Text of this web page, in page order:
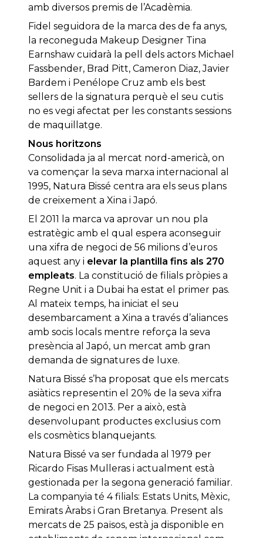
amb diversos premis de l’Acadèmia.
Fidel seguidora de la marca des de fa anys,
la reconeguda Makeup Designer Tina
Earnshaw cuidarà la pell dels actors Michael
Fassbender, Brad Pitt, Cameron Diaz, Javier
Bardem i Penélope Cruz amb els best
sellers de la signatura perquè el seu cutis
no es vegi afectat per les constants sessions
de maquillatge.
Nous horitzons
Consolidada ja al mercat nord-americà, on
va començar la seva marxa internacional al
1995, Natura Bissé centra ara els seus plans
de creixement a Xina i Japó.
El 2011 la marca va aprovar un nou pla
estratègic amb el qual espera aconseguir
una xifra de negoci de 56 milions d’euros
aquest any i elevar la plantilla fins als 270
empleats. La constitució de filials pròpies a
Regne Unit i a Dubai ha estat el primer pas.
Al mateix temps, ha iniciat el seu
desembarcament a Xina a través d’aliances
amb socis locals mentre reforça la seva
presència al Japó, un mercat amb gran
demanda de signatures de luxe.
Natura Bissé s’ha proposat que els mercats
asiàtics representin el 20% de la seva xifra
de negoci en 2013. Per a això, està
desenvolupant productes exclusius com
els cosmètics blanquejants.
Natura Bissé va ser fundada al 1979 per
Ricardo Fisas Mulleras i actualment està
gestionada per la segona generació familiar.
La companyia té 4 filials: Estats Units, Mèxic,
Emirats Àrabs i Gran Bretanya. Present als
mercats de 25 països, està ja disponible en